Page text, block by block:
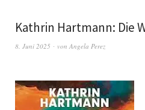
Kathrin Hartmann: Die
8. Juni 2025 von Angela Perez